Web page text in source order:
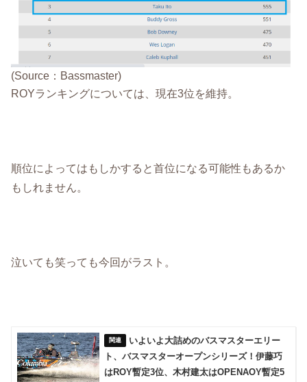
(Source：Bassmaster)
ROYランキングについては、現在3位を維持。
順位によってはもしかすると首位になる可能性もあるか
もしれません。
泣いても笑っても今回がラスト。
いよいよ大詰めのバスマスターエリー
ト、バスマスターオープンシリーズ！伊藤巧
はROY暫定3位、木村建太はOPENAOY暫定5